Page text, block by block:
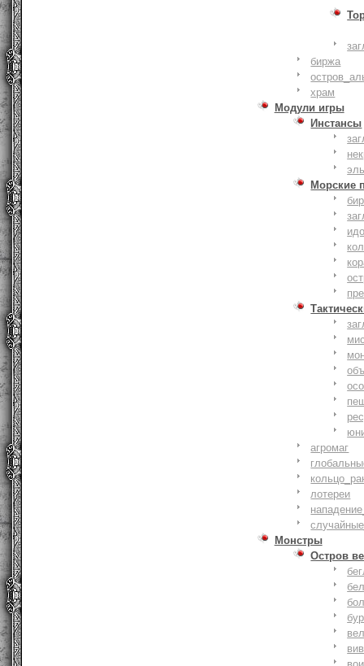
биржа
храм
Модули игры
Инстансы
Морские
агромаг
лотереи
Монстры
Остров